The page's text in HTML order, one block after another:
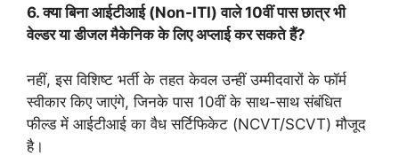
6. क्या बिना आईटीआई (Non-ITI) वाले 10वीं पास छात्र भी
वेल्डर या डीजल मैकेनिक के लिए अप्लाई कर सकते हैं?
नहीं, इस विशिष्ट भर्ती के तहत केवल उन्हीं उम्मीदवारों के फॉर्म
स्वीकार किए जाएंगे, जिनके पास 10वीं के साथ-साथ संबंधित
फील्ड में आईटीआई का वैध सर्टिफिकेट (NCVT/SCVT) मौजूद
है।